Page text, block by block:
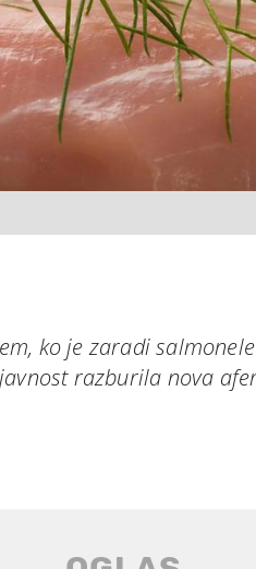
ko je zaradi
razburila nova